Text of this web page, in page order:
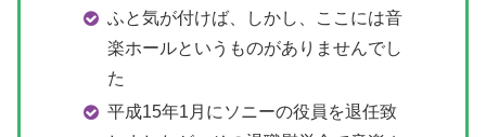
ふと気が付けば、しかし、ここには音
楽ホールというものがありませんでし
た
平成15年1月にソニーの役員を退任致